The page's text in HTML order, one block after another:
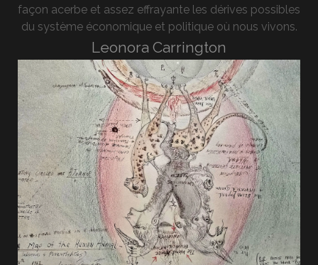
façon acerbe et assez effrayante les dérives possibles
du système économique et politique où nous vivons.
Leonora Carrington